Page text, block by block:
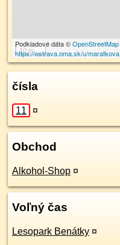
10 m
Podkladové dáta ©OpenStreetMap
https://ostrava.oma.sk/u/maratkova
čísla
11 ¤
Obchod
Alkohol-Shop ¤
Voľný čas
Lesopark Benátky ¤